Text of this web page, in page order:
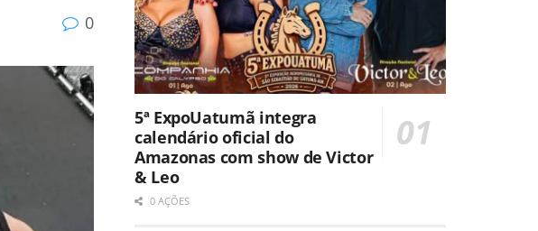
0
5ª ExpoUatumã integra
calendário oficial do
Amazonas com show de Victor
& Leo
0 AÇÕES